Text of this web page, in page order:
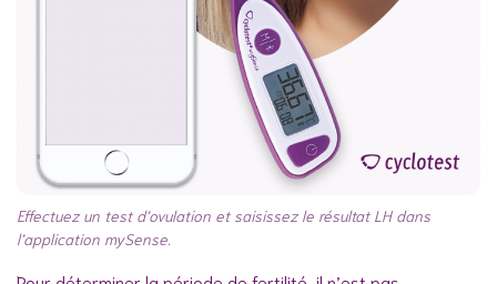
Effectuez un test d’ovulation et saisissez le résultat LH dans
l’application mySense.